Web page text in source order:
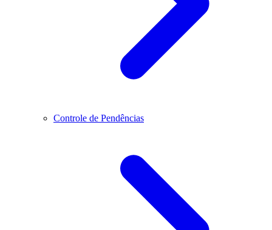
Controle de Pendências